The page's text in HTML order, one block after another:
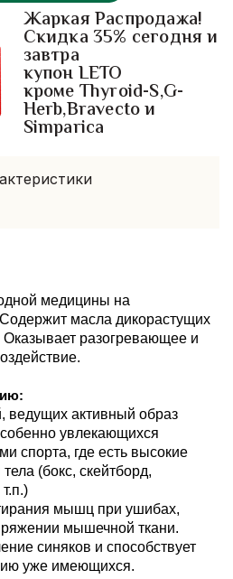
Жаркая Распродажа!
Скидка 35% сегодня и
завтра
купон LETO
кроме Thyroid-S,G-
Herb,Bravecto и
Simparica
медицины на
масла дикорастущих
разогревающее и
ведущих активный образ
увлекающихся
спорта, где есть высокие
(бокс, скейтборд,
мышц при ушибах,
мышечной ткани.
синяков и способствует
уже имеющихся.